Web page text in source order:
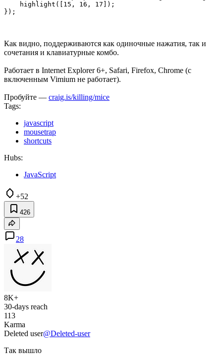
    highlight([15, 16, 17]);
Как видно, поддерживаются как одиночные нажатия, так и
сочетания и клавиатурные комбо.
Работает в Internet Explorer 6+, Safari, Firefox, Chrome (с
включенным Vimium не работает).
Пробуйте — craig.is/killing/mice
Tags:
javascript
mousetrap
shortcuts
Hubs:
JavaScript
+52
426
28
8K+
30-days reach
113
Karma
Deleted user@Deleted-user
Так вышло